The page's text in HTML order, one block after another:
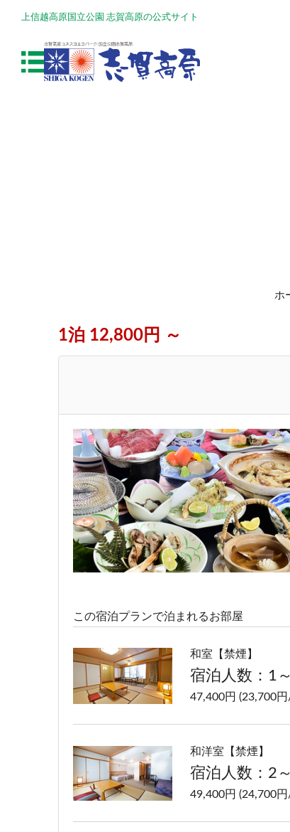
上信越高原国立公園 志賀高原の公式サイト
ホ
1泊 12,800円 ～
この宿泊プランで泊まれるお部屋
和室【禁煙】
宿泊人数：1
47,400円 (23,700
和洋室【禁煙】
宿泊人数：2
49,400円 (24,700